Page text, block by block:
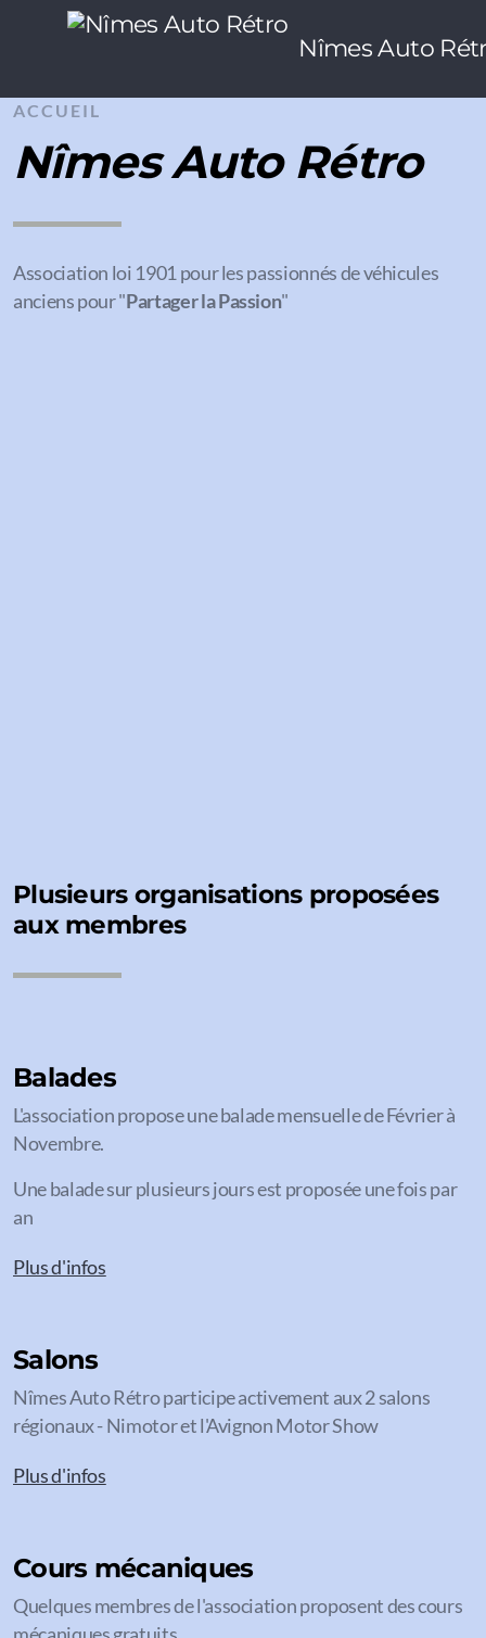
Nîmes Auto
ACCUEIL
Nîmes Auto Rétro
Association loi 1901 pour les passionnés de véhicules
anciens pour "Partager la Passion"
Plusieurs organisations proposées
aux membres
Balades
L'association propose une balade mensuelle de Février à
Novembre.
Une balade sur plusieurs jours est proposée une fois par
an
Plus d'infos
Salons
Nîmes Auto Rétro participe activement aux 2 salons
régionaux - Nimotor et l'Avignon Motor Show
Plus d'infos
Cours mécaniques
Quelques membres de l'association proposent des cours